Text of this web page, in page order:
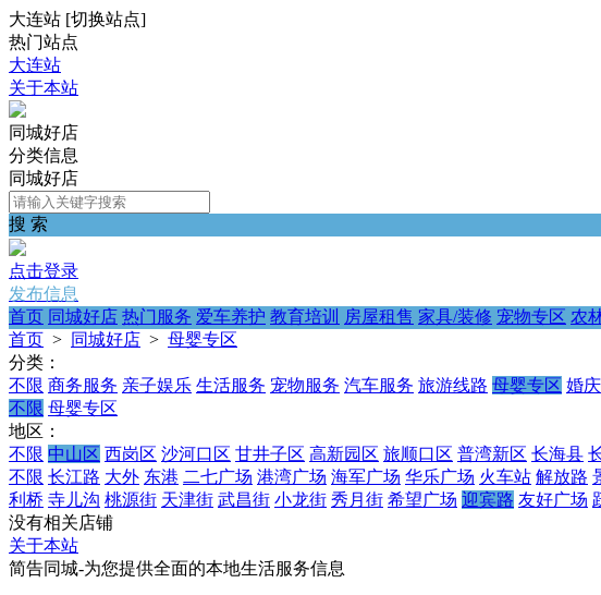
大连站 [切换站点]
热门站点
大连站
关于本站
同城好店
分类信息
同城好店
搜 索
点击登录
发布信息
首页 同城好店 热门服务 爱车养护 教育培训 房屋租售 家具/装修 宠物专区 农
首页 > 同城好店 > 母婴专区
分类：
不限 商务服务 亲子娱乐 生活服务 宠物服务 汽车服务 旅游线路 母婴专区 婚
不限 母婴专区
地区：
不限 中山区 西岗区 沙河口区 甘井子区 高新园区 旅顺口区 普湾新区 长海县
不限 长江路 大外 东港 二七广场 港湾广场 海军广场 华乐广场 火车站 解放路
利桥 寺儿沟 桃源街 天津街 武昌街 小龙街 秀月街 希望广场 迎宾路 友好广场
没有相关店铺
关于本站
简告同城-为您提供全面的本地生活服务信息